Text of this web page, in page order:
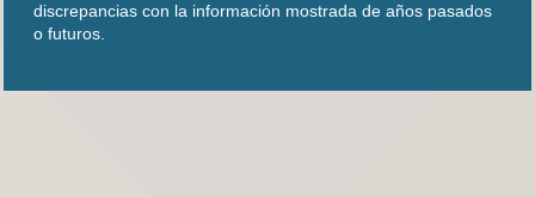
discrepancias con la información mostrada de años pasados
o futuros.